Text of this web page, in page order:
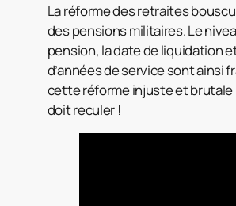
La réforme des retraites
des pensions militaires. Le
pension, la date de liquidation
d’années de service sont ainsi
cette réforme injuste et brutale
doit reculer !